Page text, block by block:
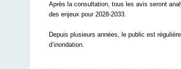
Après la consultation, tous les avis seront
des enjeux pour 2028-2033.
Depuis plusieurs années, le public est
d’inondation.